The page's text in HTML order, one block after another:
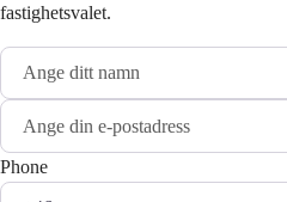
fastighetsvalet.
Phone